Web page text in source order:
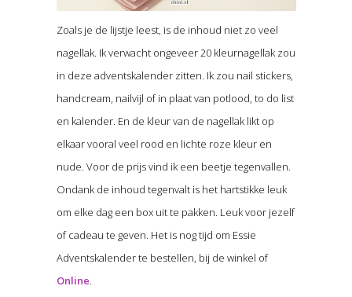
Zoals je de lijstje leest, is de inhoud niet zo veel
nagellak. Ik verwacht ongeveer 20 kleurnagellak zou
in deze adventskalender zitten. Ik zou nail stickers,
handcream, nailvijl of in plaat van potlood, to do list
en kalender. En de kleur van de nagellak likt op
elkaar vooral veel rood en lichte roze kleur en
nude. Voor de prijs vind ik een beetje tegenvallen.
Ondank de inhoud tegenvalt is het hartstikke leuk
om elke dag een box uit te pakken. Leuk voor jezelf
of cadeau te geven. Het is nog tijd om Essie
Adventskalender te bestellen, bij de winkel of
Online.